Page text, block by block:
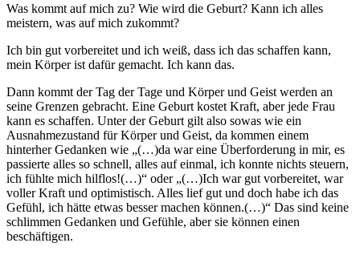
Was kommt auf mich zu? Wie wird die Geburt? Kann ich alles
meistern, was auf mich zukommt?
Ich bin gut vorbereitet und ich weiß, dass ich das schaffen kann,
mein Körper ist dafür gemacht. Ich kann das.
Dann kommt der Tag der Tage und Körper und Geist werden an
seine Grenzen gebracht. Eine Geburt kostet Kraft, aber jede Frau
kann es schaffen. Unter der Geburt gilt also sowas wie ein
Ausnahmezustand für Körper und Geist, da kommen einem
hinterher Gedanken wie „(…)da war eine Überforderung in mir, es
passierte alles so schnell, alles auf einmal, ich konnte nichts steuern,
ich fühlte mich hilflos!(…)“ oder „(…)Ich war gut vorbereitet, war
voller Kraft und optimistisch. Alles lief gut und doch habe ich das
Gefühl, ich hätte etwas besser machen können.(…)“ Das sind keine
schlimmen Gedanken und Gefühle, aber sie können einen
beschäftigen.